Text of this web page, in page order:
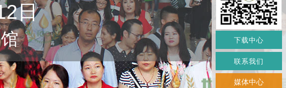
日
下载中心
联系我们
媒体中心